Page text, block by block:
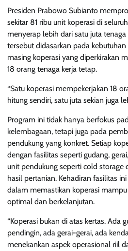
Presiden Prabowo Subianto
sekitar 81 ribu unit koperasi di
menyerap lebih dari satu juta tenaga
tersebut didasarkan pada
masing koperasi yang diperkirakan
18 orang tenaga kerja tetap.
“Satu koperasi mempekerjakan 18
hitung sendiri, satu juta sekian juga
Program ini tidak hanya berfokus
kelembagaan, tetapi juga pada
pendukung yang konkret. Setiap
dengan fasilitas seperti gudang,
unit pendukung seperti cold storage
hasil pertanian. Kehadiran fasilitas
dalam memastikan koperasi
optimal dan berkelanjutan.
“Koperasi bukan di atas kertas. Ada
pendingin, ada gerai-gerai, ada
menekankan aspek operasional riil